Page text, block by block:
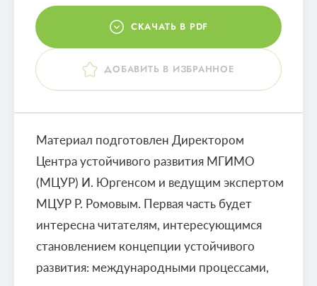
СКАЧАТЬ В PDF
ДОБАВИТЬ В ИЗБРАННОЕ
Материал подготовлен Директором
Центра устойчивого развития МГИМО
(МЦУР) И. Юргенсом и ведущим экспертом
МЦУР Р. Ромовым. Первая часть будет
интересна читателям, интересующимся
становлением концепции устойчивого
развития: международными процессами,